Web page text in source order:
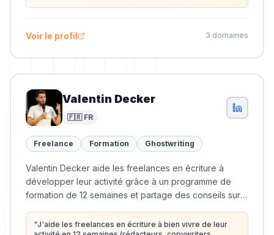
Voir le profil 3 domaines
Valentin Decker
🇫🇷 FR
Freelance Formation Ghostwriting
Valentin Decker aide les freelances en écriture à
développer leur activité grâce à un programme de
formation de 12 semaines et partage des conseils sur
"J'aide les freelances en écriture à bien vivre de leur